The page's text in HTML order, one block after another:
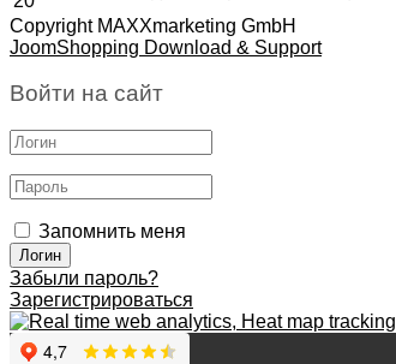
Copyright MAXXmarketing GmbH
JoomShopping Download & Support
Войти на сайт
Запомнить меня
Забыли пароль?
Зарегистрироваться